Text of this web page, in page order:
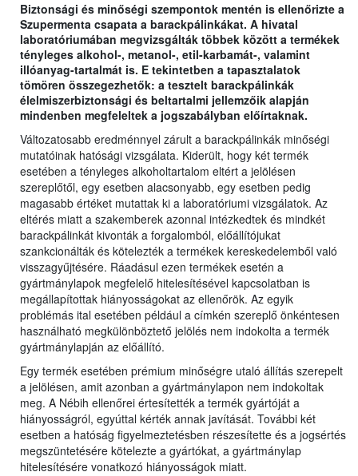
Biztonsági és minőségi szempontok mentén is ellenőrizte a
Szupermenta csapata a barackpálinkákat. A hivatal
laboratóriumában megvizsgálták többek között a termékek
tényleges alkohol-, metanol-, etil-karbamát-, valamint
illóanyag-tartalmát is. E tekintetben a tapasztalatok
tömören összegezhetők: a tesztelt barackpálinkák
élelmiszerbiztonsági és beltartalmi jellemzőik alapján
mindenben megfeleltek a jogszabályban előírtaknak.
Változatosabb eredménnyel zárult a barackpálinkák minőségi
mutatóinak hatósági vizsgálata. Kiderült, hogy két termék
esetében a tényleges alkoholtartalom eltért a jelölésen
szereplőtől, egy esetben alacsonyabb, egy esetben pedig
magasabb értéket mutattak ki a laboratóriumi vizsgálatok. Az
eltérés miatt a szakemberek azonnal intézkedtek és mindkét
barackpálinkát kivonták a forgalomból, előállítójukat
szankcionálták és kötelezték a termékek kereskedelemből való
visszagyűjtésére. Ráadásul ezen termékek esetén a
gyártmánylapok megfelelő hitelesítésével kapcsolatban is
megállapítottak hiányosságokat az ellenőrök. Az egyik
problémás ital esetében például a címkén szereplő önkéntesen
használható megkülönböztető jelölés nem indokolta a termék
gyártmánylapján az előállító.
Egy termék esetében prémium minőségre utaló állítás szerepelt
a jelölésen, amit azonban a gyártmánylapon nem indokoltak
meg. A Nébih ellenőrei értesítették a termék gyártóját a
hiányosságról, egyúttal kérték annak javítását. További két
esetben a hatóság figyelmeztetésben részesítette és a jogsértés
megszüntetésére kötelezte a gyártókat, a gyártmánylap
hitelesítésére vonatkozó hiányosságok miatt.